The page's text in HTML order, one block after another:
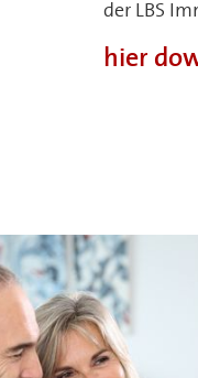
der LBS
hier